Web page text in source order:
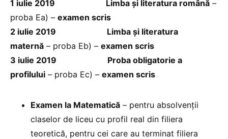
1 iulie 2019 Limba și literatura română –
proba Ea) – examen scris
2 iulie 2019
Limba și literatura
maternă – proba Eb) – examen scris
3 iulie 2019
Proba obligatorie a
profilului – proba Ec) – examen scris
Examen la Matematică – pentru absolvenții
claselor de liceu cu profil real din filiera
teoretică, pentru cei care au terminat filiera